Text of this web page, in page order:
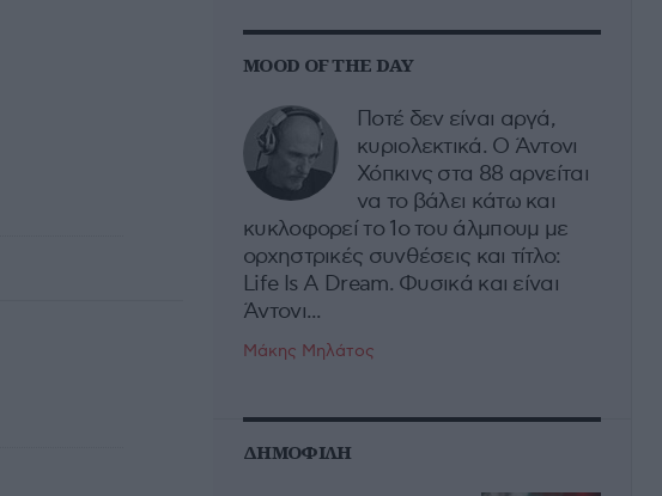
MOOD OF THE DAY
Ποτέ δεν είναι αργά,
κυριολεκτικά. Ο Άντονι
Χόπκινς στα 88 αρνείται
να το βάλει κάτω και
κυκλοφορεί το 1ο του άλμπουμ με
ορχηστρικές συνθέσεις και τίτλο:
Life Is A Dream. Φυσικά και είναι
Άντονι...
Μάκης Μηλάτος
ΔΗΜΟΦΙΛΗ